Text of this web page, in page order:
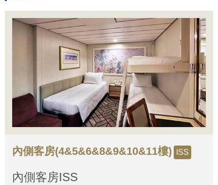
內側客房(4&5&6&8&9&10&11樓) ISS
內側客房ISS